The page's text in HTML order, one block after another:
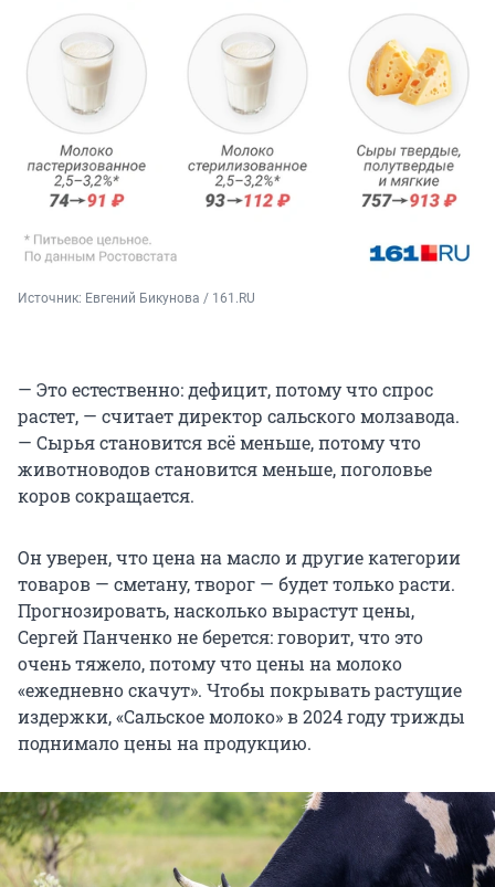
Источник: Евгений Бикунова / 161.RU
— Это естественно: дефицит, потому что спрос
растет, — считает директор сальского молзавода.
— Сырья становится всё меньше, потому что
животноводов становится меньше, поголовье
коров сокращается.
Он уверен, что цена на масло и другие категории
товаров — сметану, творог — будет только расти.
Прогнозировать, насколько вырастут цены,
Сергей Панченко не берется: говорит, что это
очень тяжело, потому что цены на молоко
«ежедневно скачут». Чтобы покрывать растущие
издержки, «Сальское молоко» в 2024 году трижды
поднимало цены на продукцию.